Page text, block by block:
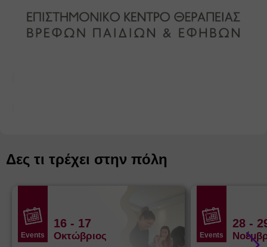
Δες τι τρέχει στην πόλη
Events
16 - 17
Οκτώβριος Events
28 -